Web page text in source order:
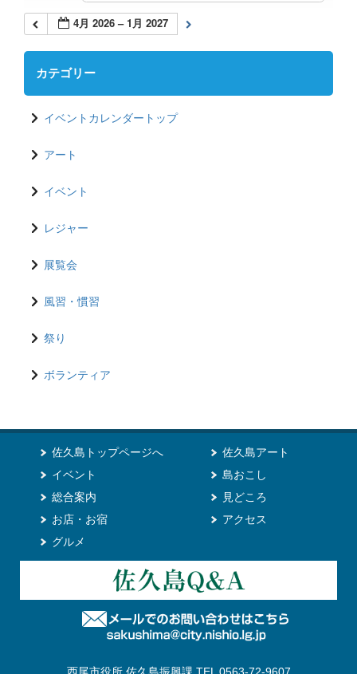
4月 2026 – 1月 2027
カテゴリー
イベントカレンダートップ
アート
イベント
レジャー
展覧会
風習・慣習
祭り
ボランティア
佐久島トップページへ
イベント
総合案内
お店・お宿
グルメ
佐久島アート
島おこし
見どころ
アクセス